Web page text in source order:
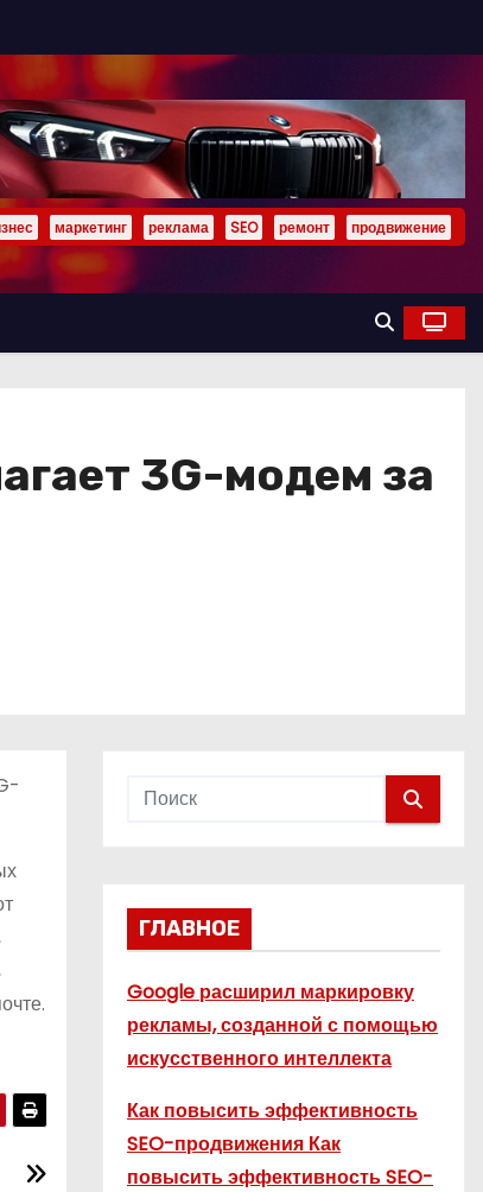
маркетинг реклама SEO ремонт продвижение
3G-модем за
ГЛАВНОЕ
Google расширил маркировку
рекламы, созданной с помощью
искусственного интеллекта
Как повысить эффективность
SEO-продвижения Как
повысить эффективность SEO-